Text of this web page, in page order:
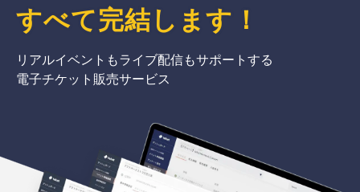
すべて完結 します ！
リアルイベントもライブ配信もサポートする
電子チケット販売サービス